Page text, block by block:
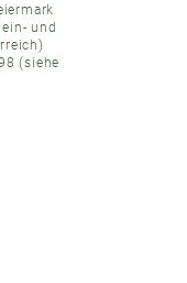
und
(siehe